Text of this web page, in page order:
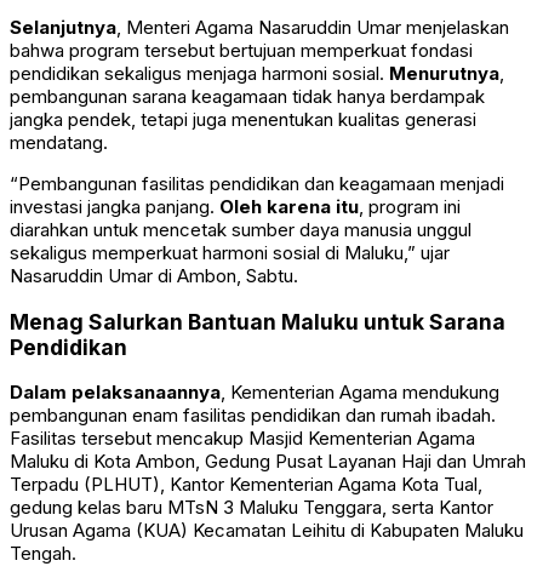
Selanjutnya, Menteri Agama Nasaruddin Umar menjelaskan
bahwa program tersebut bertujuan memperkuat fondasi
pendidikan sekaligus menjaga harmoni sosial. Menurutnya,
pembangunan sarana keagamaan tidak hanya berdampak
jangka pendek, tetapi juga menentukan kualitas generasi
mendatang.
“Pembangunan fasilitas pendidikan dan keagamaan menjadi
investasi jangka panjang. Oleh karena itu, program ini
diarahkan untuk mencetak sumber daya manusia unggul
sekaligus memperkuat harmoni sosial di Maluku,” ujar
Nasaruddin Umar di Ambon, Sabtu.
Menag Salurkan Bantuan Maluku untuk Sarana
Pendidikan
Dalam pelaksanaannya, Kementerian Agama mendukung
pembangunan enam fasilitas pendidikan dan rumah ibadah.
Fasilitas tersebut mencakup Masjid Kementerian Agama
Maluku di Kota Ambon, Gedung Pusat Layanan Haji dan Umrah
Terpadu (PLHUT), Kantor Kementerian Agama Kota Tual,
gedung kelas baru MTsN 3 Maluku Tenggara, serta Kantor
Urusan Agama (KUA) Kecamatan Leihitu di Kabupaten Maluku
Tengah.